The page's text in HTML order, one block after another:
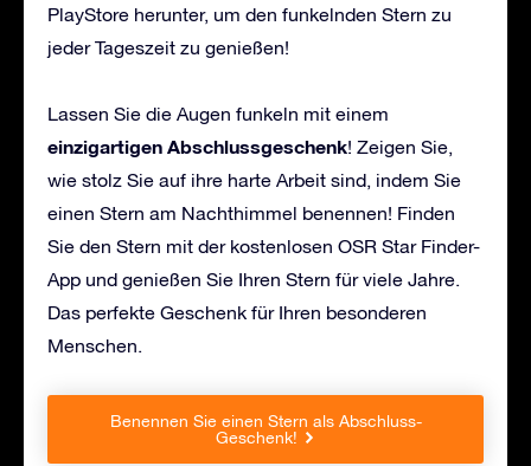
PlayStore herunter, um den funkelnden Stern zu
jeder Tageszeit zu genießen!
Lassen Sie die Augen funkeln mit einem
einzigartigen Abschlussgeschenk! Zeigen Sie,
wie stolz Sie auf ihre harte Arbeit sind, indem Sie
einen Stern am Nachthimmel benennen! Finden
Sie den Stern mit der kostenlosen OSR Star Finder-
App und genießen Sie Ihren Stern für viele Jahre.
Das perfekte Geschenk für Ihren besonderen
Menschen.
Benennen Sie einen Stern als Abschluss-
Geschenk!